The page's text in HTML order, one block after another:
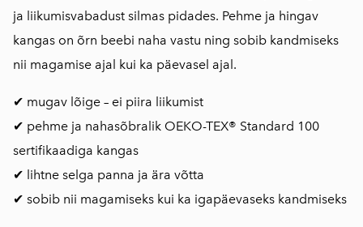
ja liikumisvabadust silmas pidades. Pehme ja hingav
kangas on õrn beebi naha vastu ning sobib kandmiseks
nii magamise ajal kui ka päevasel ajal.
✔ mugav lõige – ei piira liikumist
✔ pehme ja nahasõbralik OEKO-TEX® Standard 100
sertifikaadiga kangas
✔ lihtne selga panna ja ära võtta
✔ sobib nii magamiseks kui ka igapäevaseks kandmiseks